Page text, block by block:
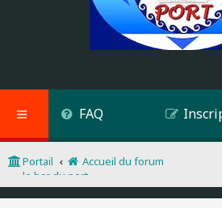
FAQ
Portail
Accueil du forum
le bar du port